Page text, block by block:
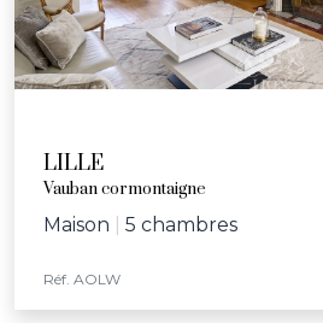
LILLE
Vauban cormontaigne
Maison 5 chambres
Réf. AOLW